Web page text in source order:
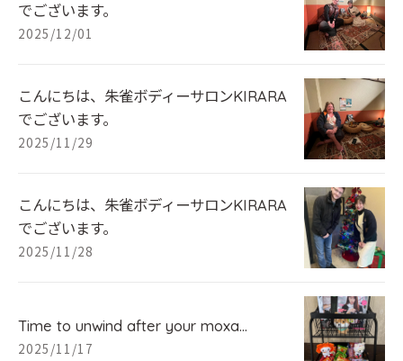
でございます。
2025/12/01
こんにちは、朱雀ボディーサロンKIRARA
でございます。
2025/11/29
こんにちは、朱雀ボディーサロンKIRARA
でございます。
2025/11/28
Time to unwind after your moxa...
2025/11/17